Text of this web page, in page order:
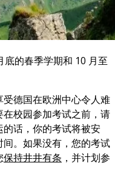
的春季学期和 10 月至
德国在欧洲中心令人难
校园参加考试之前，请
话，你的考试将被安
。如果没有，您的考试
保持井井有条 ，并计划参